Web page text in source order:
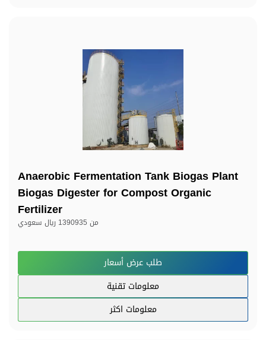
Anaerobic Fermentation Tank Biogas Plant
Biogas Digester for Compost Organic
Fertilizer
من 1390935 ريال سعودي
طلب عرض أسعار
معلومات تقنية
معلومات اكثر